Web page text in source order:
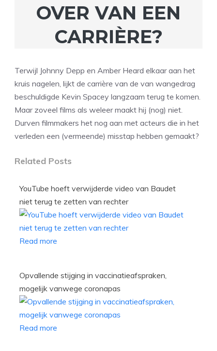
OVER VAN EEN
CARRIÈRE?
Terwijl Johnny Depp en Amber Heard elkaar aan het
kruis nagelen, lijkt de carrière van de van wangedrag
beschuldigde Kevin Spacey langzaam terug te komen.
Maar zoveel films als weleer maakt hij (nog) niet.
Durven filmmakers het nog aan met acteurs die in het
verleden een (vermeende) misstap hebben gemaakt?
Related Posts
YouTube hoeft verwijderde video van Baudet
niet terug te zetten van rechter
Read more
Opvallende stijging in vaccinatieafspraken,
mogelijk vanwege coronapas
Read more